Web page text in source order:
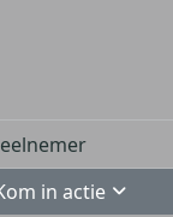
in actie